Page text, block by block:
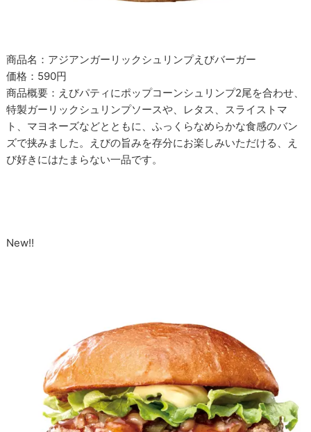
商品名：アジアンガーリックシュリンプえびバーガー
価格：590円
商品概要：えびパティにポップコーンシュリンプ2尾を合わせ、
特製ガーリックシュリンプソースや、レタス、スライストマ
ト、マヨネーズなどとともに、ふっくらなめらかな食感のバン
ズで挟みました。えびの旨みを存分にお楽しみいただける、え
び好きにはたまらない一品です。
New!!